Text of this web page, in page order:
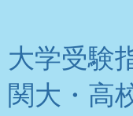
大学受験
関大・高